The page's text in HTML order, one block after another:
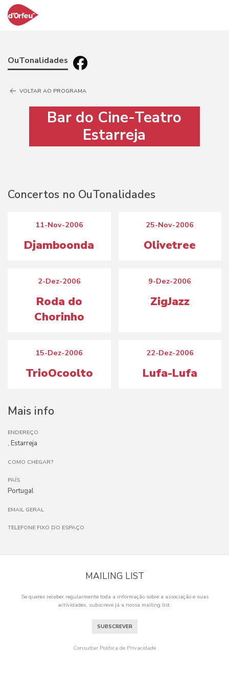
OuTonalidades
VOLTAR AO PROGRAMA
Bar do Cine-Teatro
Estarreja
Concertos no OuTonalidades
11-Nov-2006
Djamboonda
25-Nov-2006
Olivetree
2-Dez-2006
Roda do
Chorinho
9-Dez-2006
ZigJazz
15-Dez-2006
TrioOcoolto
22-Dez-2006
Lufa-Lufa
Mais info
ENDEREÇO
, Estarreja
COMO CHEGAR?
PAÍS
Portugal
EMAIL GERAL
TELEFONE FIXO DO ESPAÇO
MAILING LIST
Se queres receber regularmente toda a informação sobre a associação e suas
actividades, subscreve já a nossa mailing list.
SUBSCREVER
Consultar Política de Privacidade